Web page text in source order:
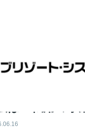
ならリバイブリゾート・